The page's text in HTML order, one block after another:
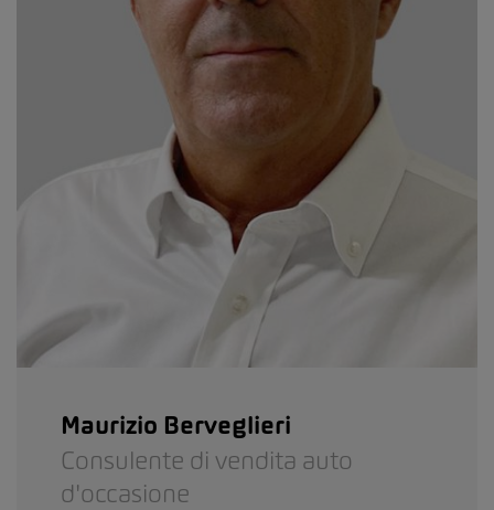
Maurizio Berveglieri
Consulente di vendita auto
d'occasione